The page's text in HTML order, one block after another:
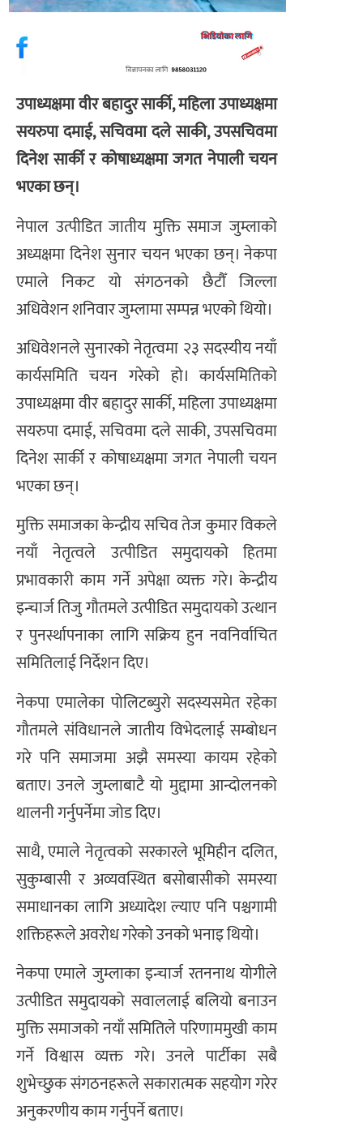
उपाध्यक्षमा वीर बहादुर सार्की, महिला उपाध्यक्षमा
सयरुपा दमाई, सचिवमा दले साकी, उपसचिवमा
दिनेश सार्की र कोषाध्यक्षमा जगत नेपाली चयन
भएका छन्।
नेपाल उत्पीडित जातीय मुक्ति समाज जुम्लाको
अध्यक्षमा दिनेश सुनार चयन भएका छन्। नेकपा
एमाले निकट यो संगठनको छैटौँ जिल्ला
अधिवेशन शनिवार जुम्लामा सम्पन्न भएको थियो।
अधिवेशनले सुनारको नेतृत्वमा २३ सदस्यीय नयाँ
कार्यसमिति चयन गरेको हो। कार्यसमितिको
उपाध्यक्षमा वीर बहादुर सार्की, महिला उपाध्यक्षमा
सयरुपा दमाई, सचिवमा दले साकी, उपसचिवमा
दिनेश सार्की र कोषाध्यक्षमा जगत नेपाली चयन
भएका छन्।
मुक्ति समाजका केन्द्रीय सचिव तेज कुमार विकले
नयाँ नेतृत्वले उत्पीडित समुदायको हितमा
प्रभावकारी काम गर्ने अपेक्षा व्यक्त गरे। केन्द्रीय
इन्चार्ज तिजु गौतमले उत्पीडित समुदायको उत्थान
र पुनर्स्थापनाका लागि सक्रिय हुन नवनिर्वाचित
समितिलाई निर्देशन दिए।
नेकपा एमालेका पोलिटब्युरो सदस्यसमेत रहेका
गौतमले संविधानले जातीय विभेदलाई सम्बोधन
गरे पनि समाजमा अझै समस्या कायम रहेको
बताए। उनले जुम्लाबाटै यो मुद्दामा आन्दोलनको
थालनी गर्नुपर्नेमा जोड दिए।
साथै, एमाले नेतृत्वको सरकारले भूमिहीन दलित,
सुकुम्बासी र अव्यवस्थित बसोबासीको समस्या
समाधानका लागि अध्यादेश ल्याए पनि पश्चगामी
शक्तिहरूले अवरोध गरेको उनको भनाइ थियो।
नेकपा एमाले जुम्लाका इन्चार्ज रतननाथ योगीले
उत्पीडित समुदायको सवाललाई बलियो बनाउन
मुक्ति समाजको नयाँ समितिले परिणाममुखी काम
गर्ने विश्वास व्यक्त गरे। उनले पार्टीका सबै
शुभेच्छुक संगठनहरूले सकारात्मक सहयोग गरेर
अनुकरणीय काम गर्नुपर्ने बताए।